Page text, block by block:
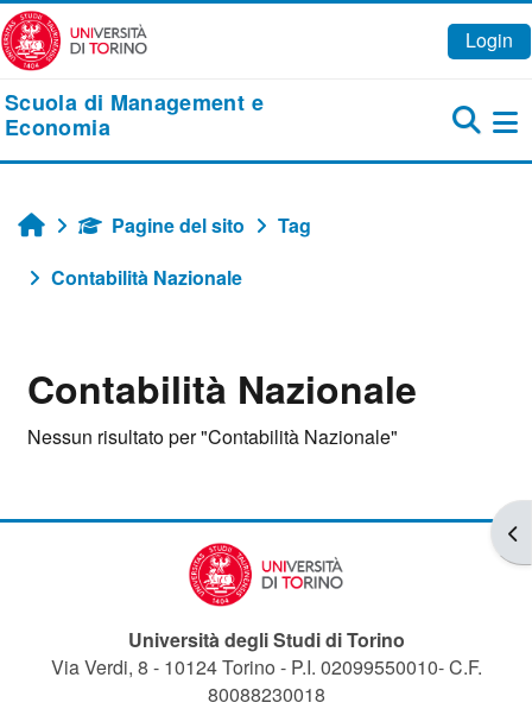
Vai al contenuto principale
Login
Scuola di Management e
Economia
HomePagine del sito
Tag
Contabilità Nazionale
Contabilità Nazionale
Nessun risultato per "Contabilità Nazionale"
Università degli Studi di Torino
Via Verdi, 8 - 10124 Torino - P.I. 02099550010- C.F.
80088230018